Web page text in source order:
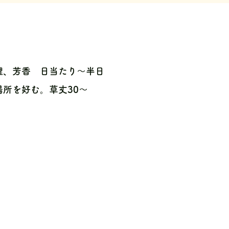
芳香 日当たり〜半日
を好む。草丈30〜